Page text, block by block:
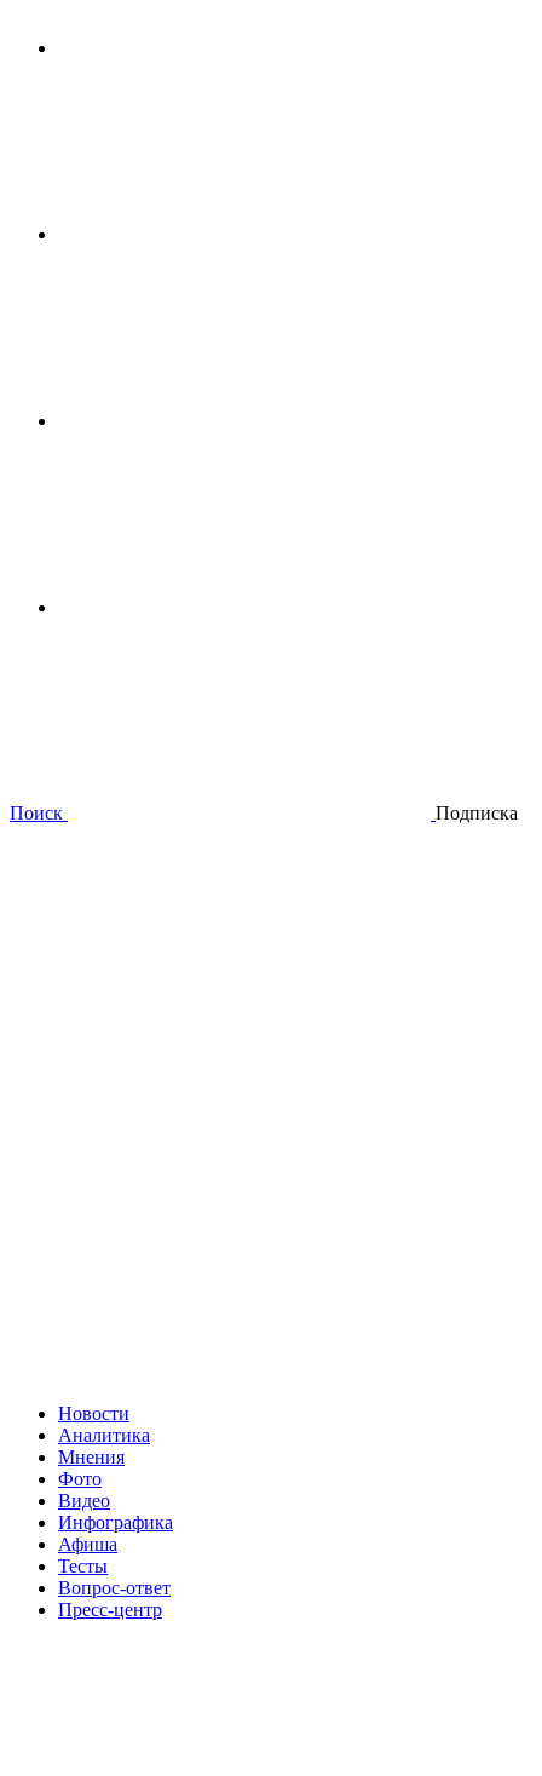
Поиск Подписка
Новости
Аналитика
Мнения
Фото
Видео
Инфографика
Афиша
Тесты
Вопрос-ответ
Пресс-центр